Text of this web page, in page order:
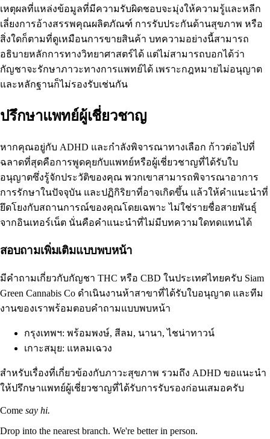
เหตุผลที่แหล่งข้อมูลที่มีความรับผิดชอบจะมุ่งให้ความรู้และหลีก
เลี่ยงการอ้างสรรพคุณผลิตภัณฑ์ การรับประกันด้านสุขภาพ หรือ
สิ่งใดก็ตามที่ดูเหมือนการขายสินค้า บทความอย่างนี้สามารถ
อธิบายหลักการทางวิทยาศาสตร์ได้ แต่ไม่สามารถบอกได้ว่า
กัญชาจะรักษาภาวะทางการแพทย์ได้ เพราะกฎหมายไม่อนุญาต
และหลักฐานก็ไม่รองรับเช่นกัน
ปรึกษาแพทย์ผู้เชี่ยวชาญ
หากคุณอยู่กับ ADHD และกำลังพิจารณาทางเลือก ก้าวต่อไปที่
ฉลาดที่สุดคือการพูดคุยกับแพทย์หรือผู้เชี่ยวชาญที่ได้รับใบ
อนุญาตซึ่งรู้จักประวัติของคุณ พวกเขาสามารถพิจารณาอาการ
การรักษาในปัจจุบัน และปฏิกิริยาที่อาจเกิดขึ้น แล้วให้คำแนะนำที่
ยึดโยงกับสถานการณ์ของคุณโดยเฉพาะ ไม่ใช่รายชื่อสายพันธุ์
จากอินเทอร์เน็ต นั่นคือคำแนะนำที่ไม่มีบทความใดทดแทนได้
สอบถามเพิ่มเติมแบบพบหน้า
มีคำถามเกี่ยวกับกัญชา THC หรือ CBD ในประเทศไทยครับ Siam
Green Cannabis Co ดำเนินงานห้าสาขาที่ได้รับใบอนุญาต และทีม
งานของเราพร้อมตอบคำถามแบบพบหน้า
กรุงเทพฯ: พร้อมพงษ์, สีลม, นานา,ไชน่าทาวน์
เกาะสมุย: แหลมเฉวง
สำหรับเรื่องที่เกี่ยวข้องกับภาวะสุขภาพ รวมถึง ADHD ขอแนะนำ
ให้ปรึกษาแพทย์ผู้เชี่ยวชาญที่ได้รับการรับรองก่อนเสมอครับ
Come say hi.
Drop into the nearest branch. We're better in person.